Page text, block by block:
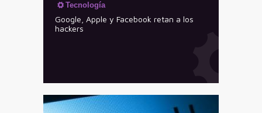
Tecnología
Google, Apple y Facebook retan a los
hackers